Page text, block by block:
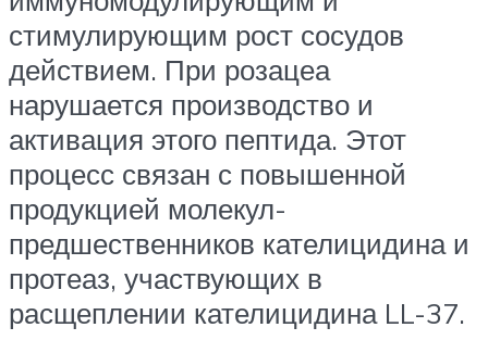
стимулирующим рост сосудов
действием. При розацеа
нарушается производство и
активация этого пептида. Этот
процесс связан с повышенной
продукцией молекул-
предшественников кателицидина и
протеаз, участвующих в
расщеплении кателицидина LL-37.